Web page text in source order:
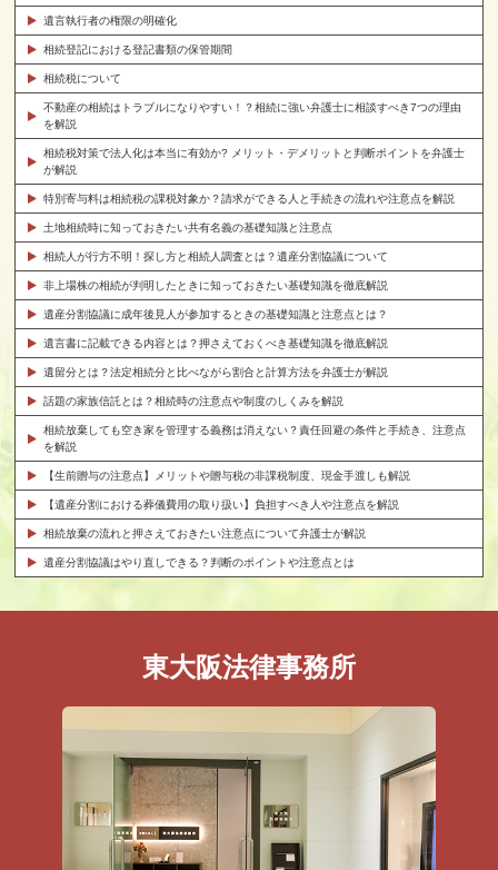
遺言執行者の権限の明確化
相続登記における登記書類の保管期間
相続税について
不動産の相続はトラブルになりやすい！？相続に強い弁護士に相談すべき7つの理由
を解説
相続税対策で法人化は本当に有効か? メリット・デメリットと判断ポイントを弁護士
が解説
特別寄与料は相続税の課税対象か？請求ができる人と手続きの流れや注意点を解説
土地相続時に知っておきたい共有名義の基礎知識と注意点
相続人が行方不明！探し方と相続人調査とは？遺産分割協議について
非上場株の相続が判明したときに知っておきたい基礎知識を徹底解説
遺産分割協議に成年後見人が参加するときの基礎知識と注意点とは？
遺言書に記載できる内容とは？押さえておくべき基礎知識を徹底解説
遺留分とは？法定相続分と比べながら割合と計算方法を弁護士が解説
話題の家族信託とは？相続時の注意点や制度のしくみを解説
相続放棄しても空き家を管理する義務は消えない？責任回避の条件と手続き、注意点
を解説
【生前贈与の注意点】メリットや贈与税の非課税制度、現金手渡しも解説
【遺産分割における葬儀費用の取り扱い】負担すべき人や注意点を解説
相続放棄の流れと押さえておきたい注意点について弁護士が解説
遺産分割協議はやり直しできる？判断のポイントや注意点とは
東大阪法律事務所